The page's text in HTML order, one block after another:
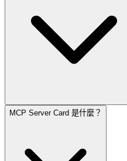
AI 工具箱
MCP Server Card 是什麼？